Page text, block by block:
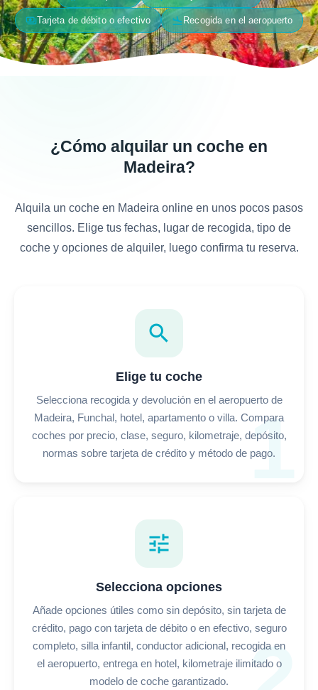
paymentsTarjeta de débito o efectivo flight_land Recogida en el aeropuerto
¿Cómo alquilar un coche en
Madeira?
Alquila un coche en Madeira online en unos pocos pasos
sencillos. Elige tus fechas, lugar de recogida, tipo de
coche y opciones de alquiler, luego confirma tu reserva.
1
search
Elige tu coche
Selecciona recogida y devolución en el aeropuerto de
Madeira, Funchal, hotel, apartamento o villa. Compara
coches por precio, clase, seguro, kilometraje, depósito,
normas sobre tarjeta de crédito y método de pago.
tune
Selecciona opciones
Añade opciones útiles como sin depósito, sin tarjeta de
crédito, pago con tarjeta de débito o en efectivo, seguro
completo, silla infantil, conductor adicional, recogida en
el aeropuerto, entrega en hotel, kilometraje ilimitado o
modelo de coche garantizado.